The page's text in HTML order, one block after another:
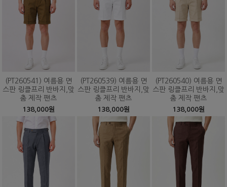
(PT260541) 여름용 면
스판 링클프리 반바지,맞
춤 제작 팬츠
138,000원
(PT260539) 여름용 면
스판 링클프리 반바지,맞
춤 제작 팬츠
138,000원
(PT260540) 여름용 면
스판 링클프리 반바지,맞
춤 제작 팬츠
138,000원